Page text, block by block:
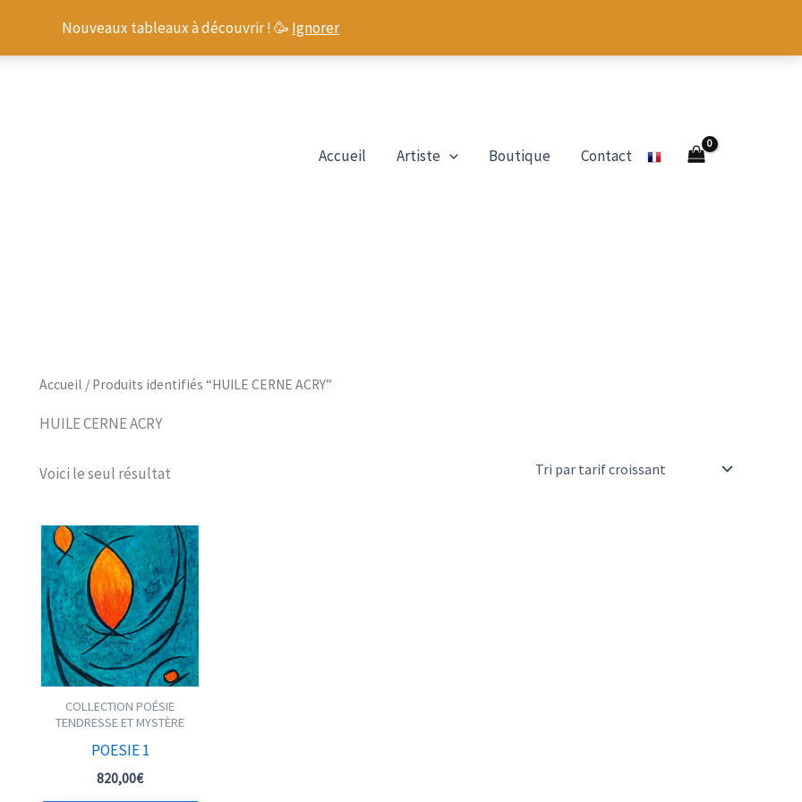
Nouveaux tableaux à découvrir ! 🥳 Ignorer
Accueil Artiste Boutique Contact
Accueil / Produits identifiés “HUILE CERNE ACRY”
HUILE CERNE ACRY
Voici le seul résultat
COLLECTION POÉSIE
TENDRESSE ET MYSTÈRE
POESIE 1
820,00€